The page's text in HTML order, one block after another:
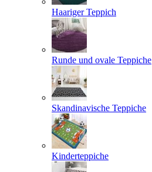
Haariger Teppich
Runde und ovale Teppiche
Skandinavische Teppiche
Kinderteppiche